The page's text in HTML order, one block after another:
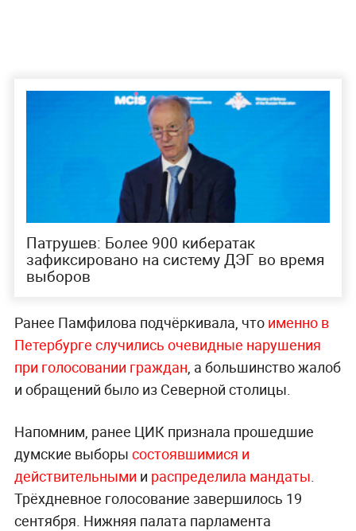
Патрушев: Более 900 кибератак
зафиксировано на систему ДЭГ во время
выборов
Ранее Памфилова подчёркивала, что именно в
Петербурге случились очевидные нарушения
при голосовании граждан, а большинство жалоб
и обращений было из Северной столицы.
Напомним, ранее ЦИК признала прошедшие
думские выборы состоявшимися и
действительными и распределила мандаты.
Трёхдневное голосование завершилось 19
сентября. Нижняя палата парламента